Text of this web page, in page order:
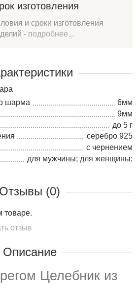
изготовления
и сроки изготовления
- подробнее...
шарма
6мм
9мм
до 5 г
серебро 925
с чернением
для мужчины; для женщины;
Отзывы (0)
товаре.
отзыв
Описание
Целебник из